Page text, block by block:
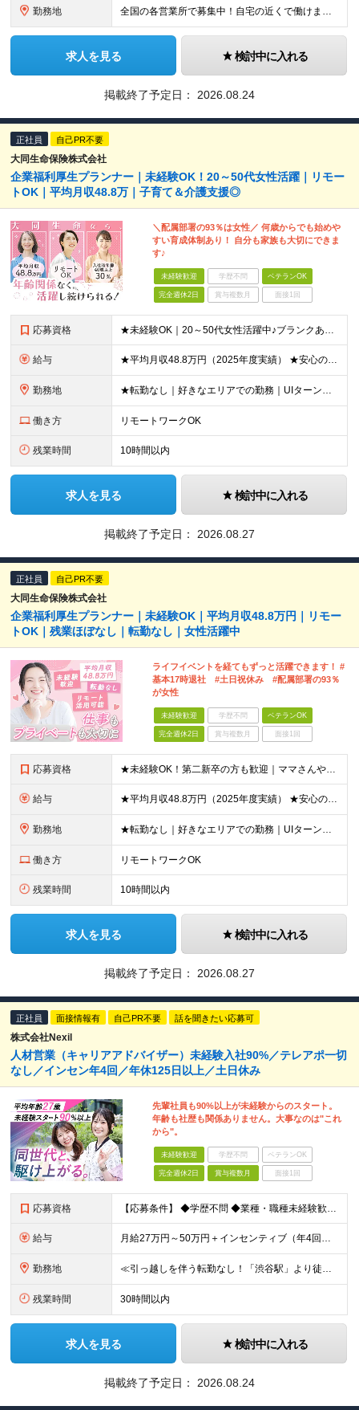
勤務地 全国の各営業所で募集中！自宅の近くで働けます。 ※住所は一部の営業所のみ載せています ★詳細は以下のリンクをご覧ください https://www.fujiyakuhin.co.jp/shop/eig
求人を見る 検討中に入れる
掲載終了予定日： 2026.08.24
正社員 自己PR不要
大同生命保険株式会社
企業福利厚生プランナー｜未経験OK！20～50代女性活躍｜リモー
トOK｜平均月収48.8万｜子育て＆介護支援◎
＼配属部署の93％は女性／ 何歳からでも始めや
すい育成体制あり！ 自分も家族も大切にできま
す♪
未経験歓迎 学歴不問 ベテランOK
完全週休2日 賞与複数月 面接1回
応募資格 ★未経験OK｜20～50代女性活躍中♪ブランクありの方・ママさんも活躍中 ◆高卒以上 ◆社会人経験をお持ちの方 - 業界・業種・職種・経験年数は問いません。 «こんな方が応募＆入社しています！»
給与 ★平均月収48.8万円（2025年度実績） ★安心の固定給＋賞与年2回＋インセンティブ！手当も充実 月給21万円～23万円＋諸手当＋インセンティブ＋賞与年2回 ※給与は年間平均の税込定例給与です。賞
勤務地 ★転勤なし｜好きなエリアでの勤務｜UIターン歓迎 全国47都道府県にある支社のいずれかにて勤務していただきます。 ＜募集エリア＞ ◆北海道・東北：北海道/青森/宮城/岩手/秋田/山形/福島
働き方 リモートワークOK
残業時間 10時間以内
求人を見る 検討中に入れる
掲載終了予定日： 2026.08.27
正社員 自己PR不要
大同生命保険株式会社
企業福利厚生プランナー｜未経験OK｜平均月収48.8万円｜リモー
トOK｜残業ほぼなし｜転勤なし｜女性活躍中
ライフイベントを経てもずっと活躍できます！ #
基本17時退社 #土日祝休み #配属部署の93％
が女性
未経験歓迎 学歴不問 ベテランOK
完全週休2日 賞与複数月 面接1回
応募資格 ★未経験OK！第二新卒の方も歓迎｜ママさんやブランクありの方など、20～50代女性が多数活躍中♪ ◆高卒以上 ◆社会人経験をお持ちの方 - 業界・業種・職種・経験年数は問いません。 «こんな方が
給与 ★平均月収48.8万円（2025年度実績） ★安心の固定給＋賞与年2回＋インセンティブ！手当も充実 月給21万円～23万円＋諸手当＋インセンティブ＋賞与年2回 ※給与は年間平均の税込定例給与です。賞
勤務地 ★転勤なし｜好きなエリアでの勤務｜UIターン歓迎 全国47都道府県にある支社のいずれかにて勤務していただきます。 ＜募集エリア＞ ◆北海道・東北：北海道/青森/宮城/岩手/秋田/山形/福島
働き方 リモートワークOK
残業時間 10時間以内
求人を見る 検討中に入れる
掲載終了予定日： 2026.08.27
正社員 面接情報有 自己PR不要 話を聞きたい応募可
株式会社Nexil
人材営業（キャリアアドバイザー）未経験入社90%／テレアポ一切
なし／インセン年4回／年休125日以上／土日休み
先輩社員も90%以上が未経験からのスタート。
年齢も社歴も関係ありません。大事なのは"これ
から"。
未経験歓迎 学歴不問 ベテランOK
完全週休2日 賞与複数月 面接1回
応募資格 【応募条件】 ◆学歴不問 ◆業種・職種未経験歓迎 ◆35歳以下の方（※若年層の長期キャリア形成のため） ＼入社者の多くが"人と関わる仕事"出身です！／ 「今の環境より、もっと成果にコミットしたい」
給与 月給27万円～50万円＋インセンティブ（年4回／社内規定による）＋業績賞与（年1回） ※固定残業代(月35時間分/58,000円~)を含みます。超過分は別途支給。 ※残業平均時間：25時間以内 ※経験
勤務地 ≪引っ越しを伴う転勤なし！「渋谷駅」より徒歩5分≫ 【東京本社】 東京都渋谷区渋谷2丁目16-1 Daiwa渋谷宮益坂ビル5階 (変更の範囲)上記を除く当社関連勤務地
残業時間 30時間以内
求人を見る 検討中に入れる
掲載終了予定日： 2026.08.24